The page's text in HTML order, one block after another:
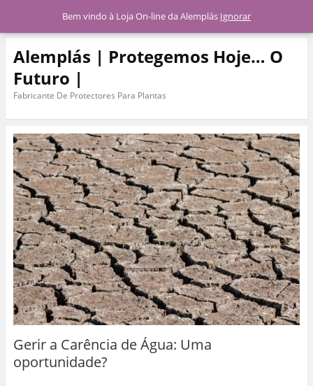
Alemplás | Protegemos Hoje… O
Futuro |
Fabricante De Protectores Para Plantas
Gerir a Carência de Água: Uma
oportunidade?
Bem vindo à Loja On-line da Alemplás Ignorar